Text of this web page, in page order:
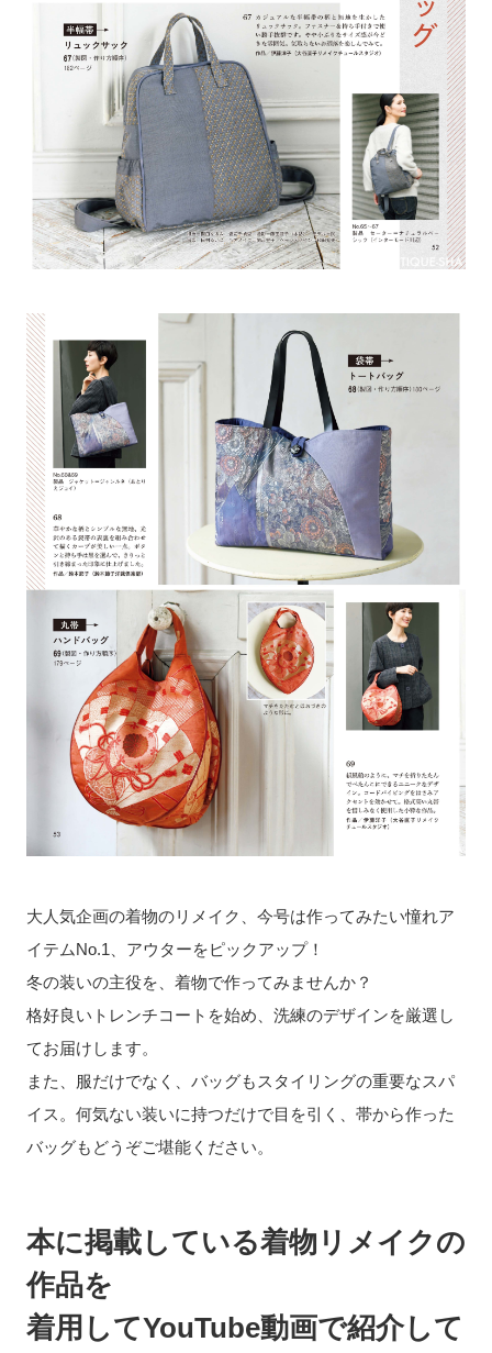
大人気企画の着物のリメイク、今号は作ってみたい憧れア
イテムNo.1、アウターをピックアップ！
冬の装いの主役を、着物で作ってみませんか？
格好良いトレンチコートを始め、洗練のデザインを厳選し
てお届けします。
また、服だけでなく、バッグもスタイリングの重要なスパ
イス。何気ない装いに持つだけで目を引く、帯から作った
バッグもどうぞご堪能ください。
本に掲載している着物リメイクの
作品を
着用してYouTube動画で紹介して